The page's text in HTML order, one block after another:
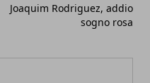
Joaquim Rodriguez, addio
sogno rosa